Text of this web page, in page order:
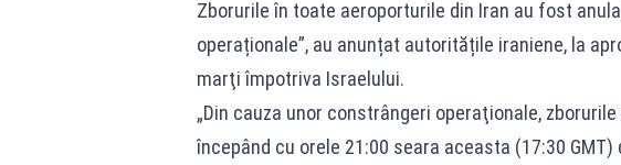
Zborurile în toate aeroporturile din Iran au fost
operaționale”, au anunțat autoritățile iraniene, la
marţi împotriva Israelului.
„Din cauza unor constrângeri operaţionale,
începând cu orele 21:00 seara aceasta (17:30